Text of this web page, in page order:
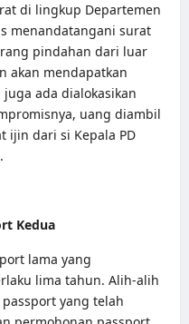
di lingkup Departemen
menandatangani surat
pindahan dari luar
akan mendapatkan
ada dialokasikan
uang diambil
ijin dari si Kepala PD
Kedua
lama yang
lima tahun. Alih-alih
yang telah